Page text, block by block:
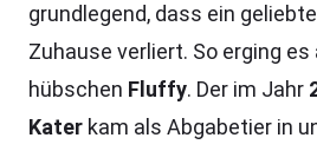
grundlegend, dass ein
Zuhause verliert. So erging es
hübschen Fluffy. Der im Jahr
Kater kam als Abgabetier in